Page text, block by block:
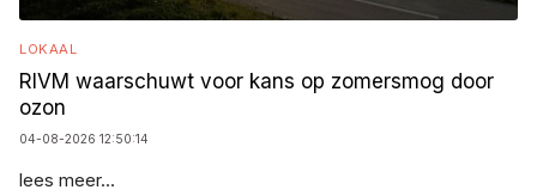
LOKAAL
RIVM waarschuwt voor kans op zomersmog door
ozon
04-08-2026 12:50:14
lees meer...